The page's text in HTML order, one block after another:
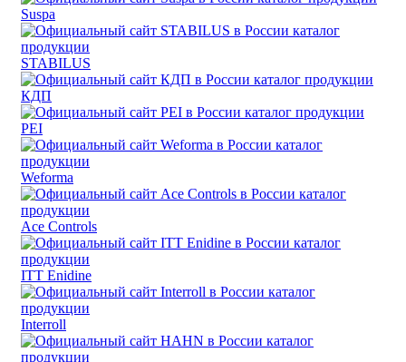
Suspa
STABILUS
КДП
PEI
Weforma
Ace Controls
ITT Enidine
Interroll